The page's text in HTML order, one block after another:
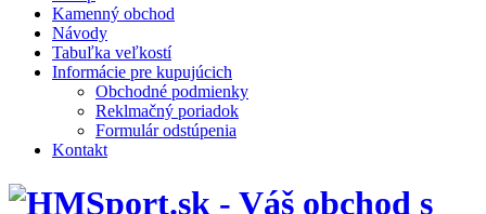
Kamenný obchod
Návody
Tabuľka veľkostí
Informácie pre kupujúcich
Obchodné podmienky
Reklmačný poriadok
Formulár odstúpenia
Kontakt